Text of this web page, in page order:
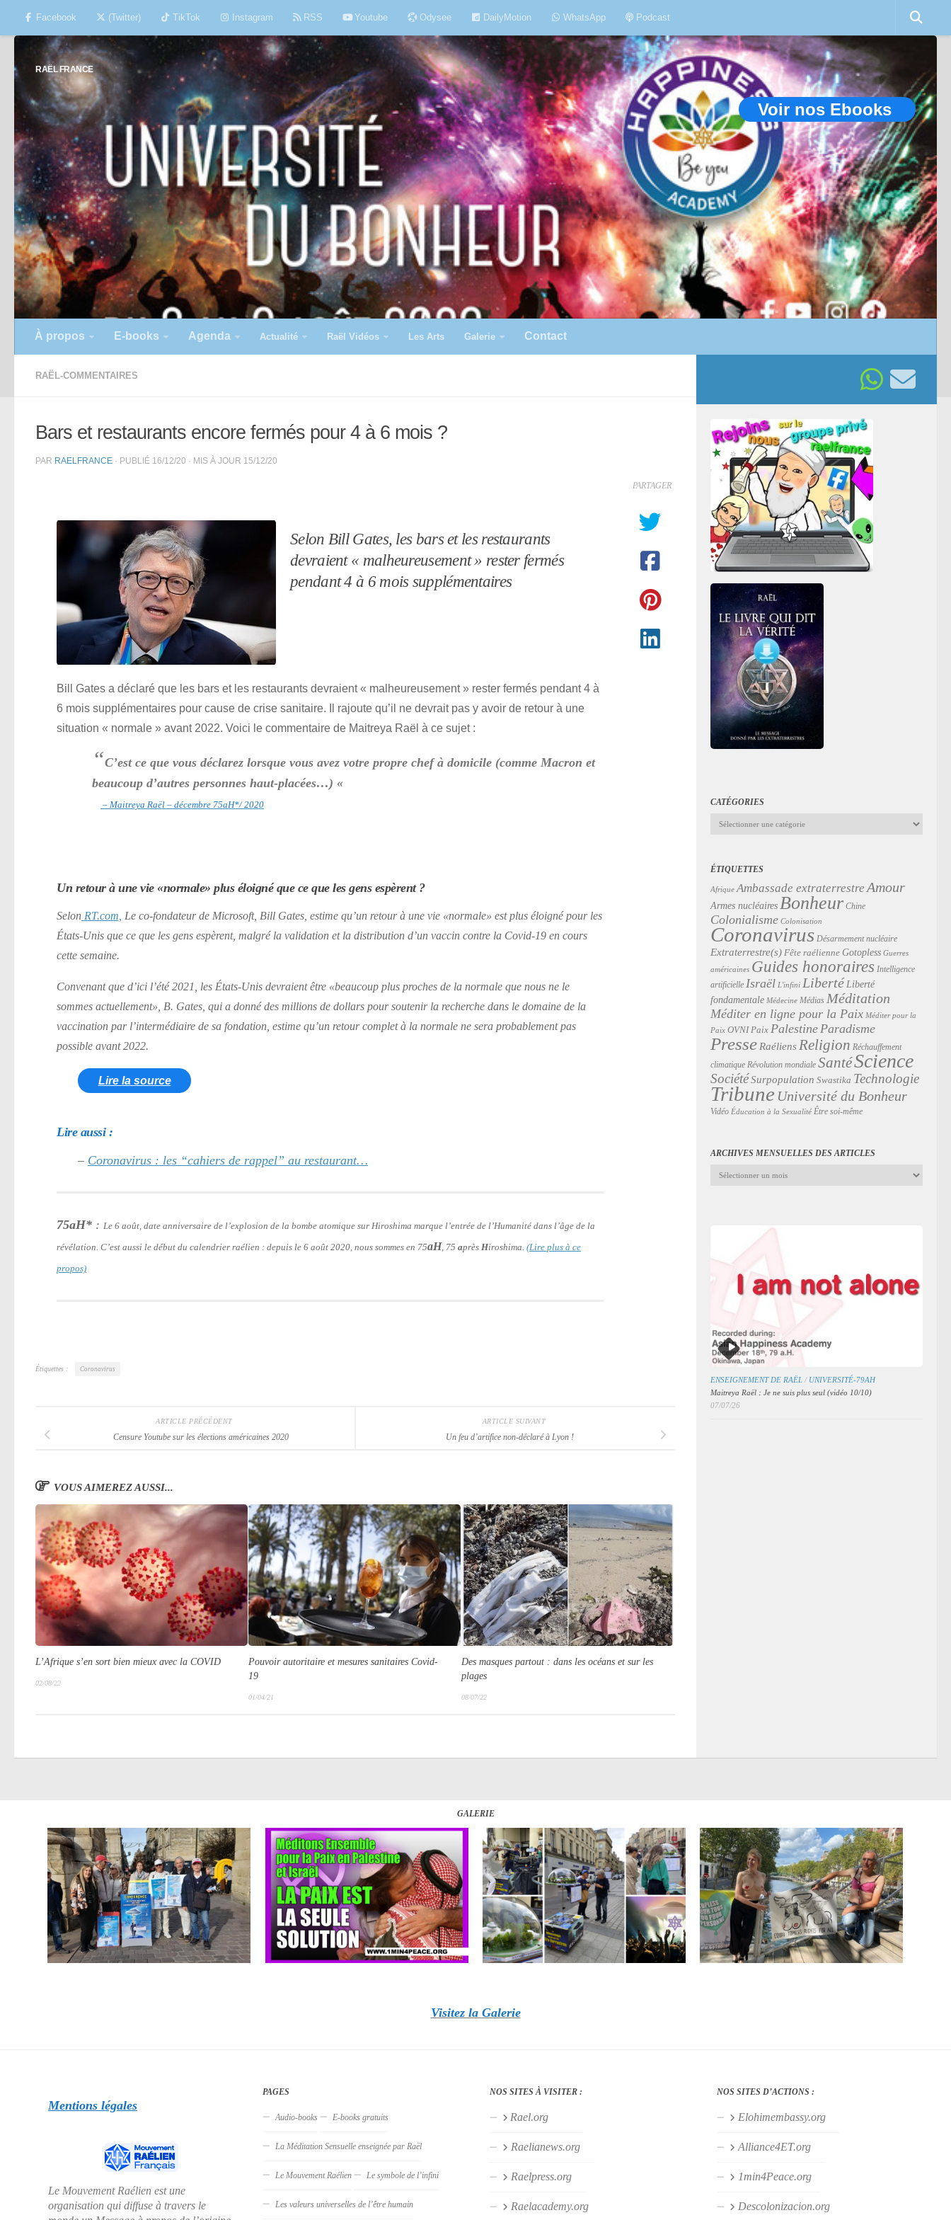
Skip to content
Facebook (Twitter) TikTok Instagram RSS Youtube Odysee DailyMotion WhatsApp Podcast
RAËL FRANCE
Voir nos Ebooks
À propos E-books Agenda Actualité Raël Vidéos Les Arts Galerie Contact
RAËL-COMMENTAIRES
Bars et restaurants encore fermés pour 4 à 6 mois ?
PAR RAELFRANCE · PUBLIÉ 16/12/20 · MIS À JOUR 15/12/20
Selon Bill Gates, les bars et les restaurants
devraient « malheureusement » rester fermés
pendant 4 à 6 mois supplémentaires
Bill Gates a déclaré que les bars et les restaurants devraient « malheureusement » rester fermés pendant 4 à
6 mois supplémentaires pour cause de crise sanitaire. Il rajoute qu’il ne devrait pas y avoir de retour à une
situation « normale » avant 2022. Voici le commentaire de Maitreya Raël à ce sujet :
“C’est ce que vous déclarez lorsque vous avez votre propre chef à domicile (comme Macron et
beaucoup d’autres personnes haut-placées…) «
– Maitreya Raël – décembre 75aH*/ 2020
Un retour à une vie «normale» plus éloigné que ce que les gens espèrent ?
Selon RT.com, Le co-fondateur de Microsoft, Bill Gates, estime qu’un retour à une vie «normale» est plus éloigné pour les
États-Unis que ce que les gens espèrent, malgré la validation et la distribution d’un vaccin contre la Covid-19 en cours
cette semaine.
Convenant que d’ici l’été 2021, les États-Unis devraient être «beaucoup plus proches de la normale que nous ne le
sommes actuellement», B. Gates, qui a donné des millions de dollars pour soutenir la recherche dans le domaine de la
vaccination par l’intermédiaire de sa fondation, estime qu’un retour complet à la normale ne sera probablement pas
possible avant 2022.
Lire la source
Lire aussi :
– Coronavirus : les “cahiers de rappel” au restaurant…
75aH* : Le 6 août, date anniversaire de l’explosion de la bombe atomique sur Hiroshima marque l’entrée de l’Humanité dans l’âge de la
révélation. C’est aussi le début du calendrier raélien : depuis le 6 août 2020, nous sommes en 75aH , 75 après Hiroshima. (Lire plus à ce
propos)
PARTAGER
Étiquettes : Coronavirus
ARTICLE SUIVANT
Un feu d’artifice non-déclaré à Lyon !
ARTICLE PRÉCÉDENT
Censure Youtube sur les élections américaines 2020
VOUS AIMEREZ AUSSI...
L’Afrique s’en sort bien mieux avec la COVID
02/08/22
Pouvoir autoritaire et mesures sanitaires Covid-
19
01/04/21
Des masques partout : dans les océans et sur les
plages
08/07/22
CATÉGORIES
Catégories
ÉTIQUETTES
Afrique Ambassade extraterrestre Amour
Armes nucléaires Bonheur Chine
Colonialisme Colonisation
Coronavirus Désarmement nucléaire
Extraterrestre(s) Fête raélienne Gotopless Guerres
américaines Guides honoraires Intelligence
artificielle Israël L'infini Liberté Liberté
fondamentale Médecine Médias Méditation
Méditer en ligne pour la Paix Méditer pour la
Paix OVNI Paix PalestineParadisme
PresseRaéliens Religion Réchauffement
climatique Révolution mondiale SantéScience
SociétéSurpopulation Swastika Technologie
Tribune Université du Bonheur
Vidéo Éducation à la Sexualité Être soi-même
ARCHIVES MENSUELLES DES ARTICLES
Archives
ENSEIGNEMENT DE RAËL / UNIVERSITÉ-79AH
Maitreya Raël : Je ne suis plus seul (vidéo 10/10)
07/07/26
GALERIE
Visitez la Galerie
Mentions légales
Le Mouvement Raélien est une
organisation qui diffuse à travers le
PAGES
Audio-books E-books gratuits
La Méditation Sensuelle enseignée par Raël
Le Mouvement Raélien Le symbole de l’infini
Les valeurs universelles de l’être humain
NOS SITES À VISITER :
Rael.org
Raelianews.org
Raelpress.org
Raelacademy.org
NOS SITES D’ACTIONS :
Elohimembassy.org
Alliance4ET.org
1min4Peace.org
Descolonizacion.org